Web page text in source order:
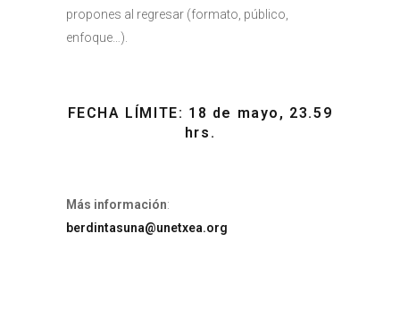
propones al regresar (formato, público,
enfoque…).
FECHA LÍMITE: 18 de mayo, 23.59
hrs.
Más información:
berdintasuna@unetxea.org